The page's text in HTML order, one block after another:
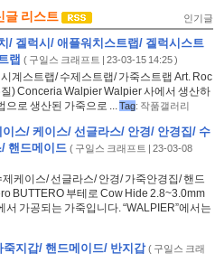
글 리스트 인기글
/ 겔럭시/ 애플워치스트랩/ 겔럭시스트
랩 ( 구일스 크래프트 | 23-03-15 14:25 )
계스트랩/ 수제스트랩/ 가죽스트랩 Art. Roc
) Conceria Walpier Walpier 사에서 생산하
으로 생산된 가죽으로 ...Tag: 작품갤러리
스/ 케이스/ 선글라스/ 안경/ 안경집/ 수
핸드메이드 ( 구일스 크래프트 | 23-03-08
케이스/ 선글라스/ 안경/ 가죽안경집/ 핸드
BUTTERO 부테로 Cow Hide 2.8~3.0mm
가공되는 가죽입니다. “WALPIER”에서는
지갑/ 핸드메이드/ 반지갑 ( 구일스 크래